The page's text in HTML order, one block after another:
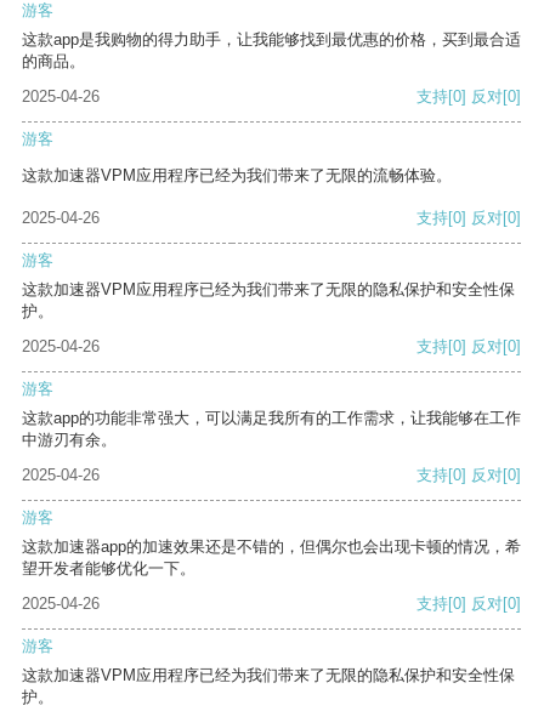
游客
这款app是我购物的得力助手，让我能够找到最优惠的价格，买到最合适
的商品。
2025-04-26
支持[0] 反对[0]
游客
这款加速器VPM应用程序已经为我们带来了无限的流畅体验。
2025-04-26 支持[0] 反对[0]
游客
这款加速器VPM应用程序已经为我们带来了无限的隐私保护和安全性保
护。
2025-04-26
支持[0] 反对[0]
游客
这款app的功能非常强大，可以满足我所有的工作需求，让我能够在工作
中游刃有余。
2025-04-26
支持[0] 反对[0]
游客
这款加速器app的加速效果还是不错的，但偶尔也会出现卡顿的情况，希
望开发者能够优化一下。
2025-04-26
支持[0] 反对[0]
游客
这款加速器VPM应用程序已经为我们带来了无限的隐私保护和安全性保
护。